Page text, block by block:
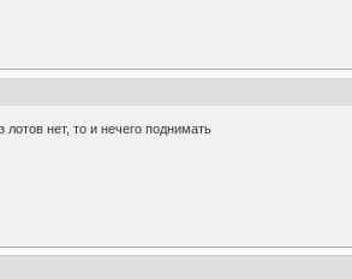
нет, то и нечего поднимать